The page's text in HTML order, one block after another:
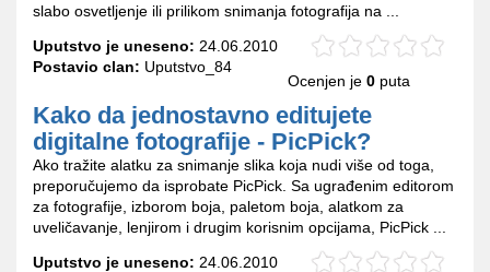
slabo osvetljenje ili prilikom snimanja fotografija na ...
Uputstvo je uneseno: 24.06.2010
Postavio clan: Uputstvo_84
Ocenjen je 0 puta
Kako da jednostavno editujete
digitalne fotografije - PicPick?
Ako tražite alatku za snimanje slika koja nudi više od toga,
preporučujemo da isprobate PicPick. Sa ugrađenim editorom
za fotografije, izborom boja, paletom boja, alatkom za
uveličavanje, lenjirom i drugim korisnim opcijama, PicPick ...
Uputstvo je uneseno: 24.06.2010